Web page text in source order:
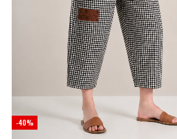
-40%